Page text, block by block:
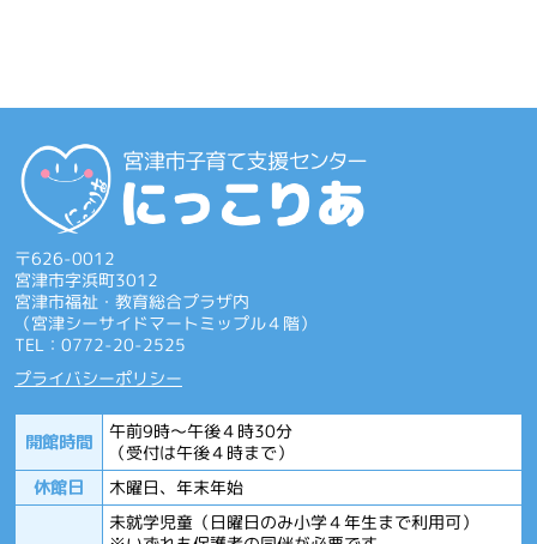
〒626-0012
宮津市字浜町3012
宮津市福祉・教育総合プラザ内
（宮津シーサイドマートミップル４階）
TEL：0772-20-2525
プライバシーポリシー
開館時間
午前9時～午後４時30分
（受付は午後４時まで）
休館日
木曜日、年末年始
未就学児童（日曜日のみ小学４年生まで利用可）